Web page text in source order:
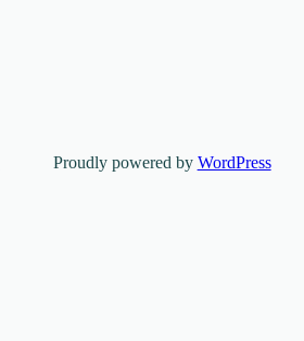
Proudly powered by WordPress